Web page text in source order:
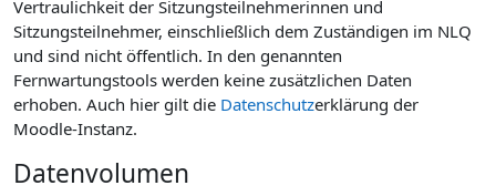
Vertraulichkeit der Sitzungsteilnehmerinnen und
Sitzungsteilnehmer, einschließlich dem Zuständigen im NLQ
und sind nicht öffentlich. In den genannten
Fernwartungstools werden keine zusätzlichen Daten
erhoben. Auch hier gilt die Datenschutzerklärung der
Moodle-Instanz.
Datenvolumen